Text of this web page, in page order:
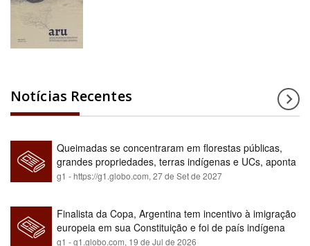
Notícias Recentes
Queimadas se concentraram em florestas públicas,
grandes propriedades, terras indígenas e UCs, aponta
relatório
g1 - https://g1.globo.com,27 de Set de 2027
Finalista da Copa, Argentina tem incentivo à imigração
europeia em sua Constituição e foi de país indígena
para maioria branca
g1 - g1.globo.com, 19 de Jul de 2026